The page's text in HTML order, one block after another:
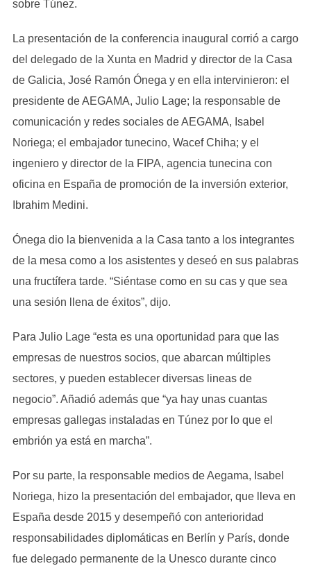
sobre Túnez.
La presentación de la conferencia inaugural corrió a cargo
del delegado de la Xunta en Madrid y director de la Casa
de Galicia, José Ramón Ónega y en ella intervinieron: el
presidente de AEGAMA, Julio Lage; la responsable de
comunicación y redes sociales de AEGAMA, Isabel
Noriega; el embajador tunecino, Wacef Chiha; y el
ingeniero y director de la FIPA, agencia tunecina con
oficina en España de promoción de la inversión exterior,
Ibrahim Medini.
Ónega dio la bienvenida a la Casa tanto a los integrantes
de la mesa como a los asistentes y deseó en sus palabras
una fructífera tarde. “Siéntase como en su cas y que sea
una sesión llena de éxitos”, dijo.
Para Julio Lage “esta es una oportunidad para que las
empresas de nuestros socios, que abarcan múltiples
sectores, y pueden establecer diversas lineas de
negocio”. Añadió además que “ya hay unas cuantas
empresas gallegas instaladas en Túnez por lo que el
embrión ya está en marcha”.
Por su parte, la responsable medios de Aegama, Isabel
Noriega, hizo la presentación del embajador, que lleva en
España desde 2015 y desempeñó con anterioridad
responsabilidades diplomáticas en Berlín y París, donde
fue delegado permanente de la Unesco durante cinco